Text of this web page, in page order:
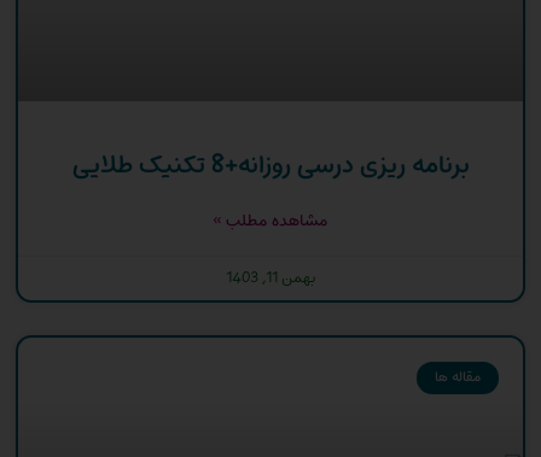
برنامه ریزی درسی روزانه+8 تکنیک طلایی
مشاهده مطلب »
بهمن 11, 1403
مقاله ها